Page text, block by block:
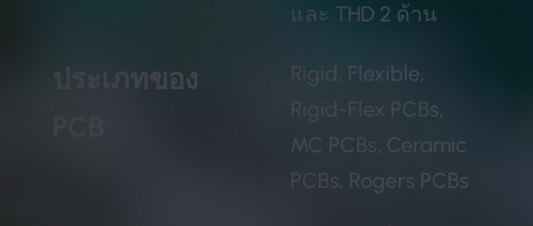
และ THD 2 ด้าน
ประเภทของ
Rigid, Flexible,
Rigid-Flex PCBs,
MC PCBs, Ceramic
PCBs, Rogers PCBs